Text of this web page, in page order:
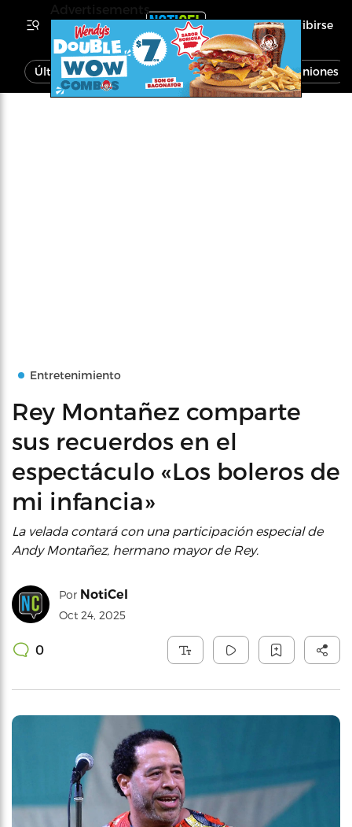
Inscribirse
Última Hora Noticias Economía Opiniones
Entretenimiento
Rey Montañez comparte
sus recuerdos en el
espectáculo «Los boleros de
mi infancia»
La velada contará con una participación especial de
Andy Montañez, hermano mayor de Rey.
Por NotiCel
Oct 24, 2025
0
Advertisements